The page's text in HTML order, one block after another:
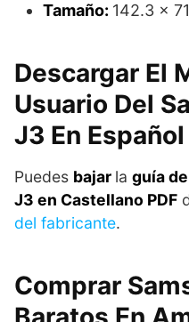
Tamaño: 142.3 x
Descargar El
Usuario Del
J3 En Español
Puedes bajar la guía
J3 en Castellano PDF
del fabricante.
Comprar